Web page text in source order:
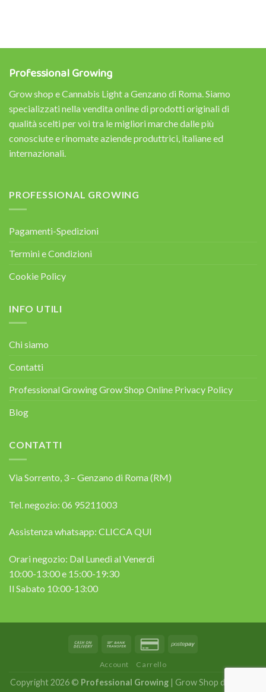
Professional Growing
Grow shop e Cannabis Light a Genzano di Roma. Siamo
specializzati nella vendita online di prodotti originali di
qualità scelti per voi tra le migliori marche dalle più
conosciute e rinomate aziende produttrici, italiane ed
internazionali.
PROFESSIONAL GROWING
Pagamenti-Spedizioni
Termini e Condizioni
Cookie Policy
INFO UTILI
Chi siamo
Contatti
Professional Growing Grow Shop Online Privacy Policy
Blog
CONTATTI
Via Sorrento, 3 – Genzano di Roma (RM)
Tel. negozio: 06 95211003
Assistenza whatsapp: CLICCA QUI
Orari negozio: Dal Lunedì al Venerdì
10:00-13:00 e 15:00-19:30
Il Sabato 10:00-13:00
Account Carrello
Copyright 2026 © Professional Growing| Grow Shop dal 2014 |